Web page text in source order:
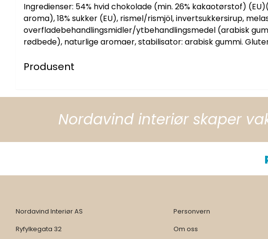
Ingredienser: 54% hvid chokolade (min. 26% kakaotørstof)
aroma), 18% sukker (EU), rismel/rismjöl, invertsukkersirup,
overfladebehandlingsmidler/ytbehandlingsmedel (arabisk
rødbede), naturlige aromaer, stabilisator: arabisk gummi.
Produsent
Nordavind interiør skaper
Nordavind Interiør AS
Ryfylkegata 32
Personvern
Om oss